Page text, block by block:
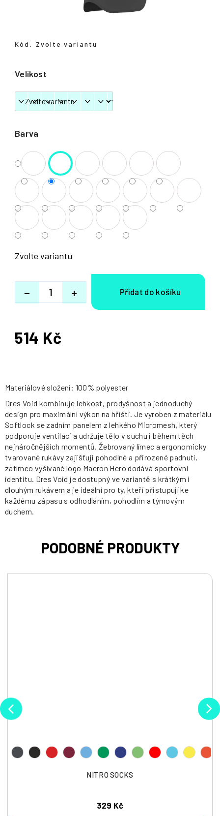
Barva
Velikost
Zvolte variantu
+
−
Kód: Zvolte variantu
514 Kč
Měrná
Materiálové složení: 100% polyester
Dres Void kombinuje lehkost, prodyšnost a jednoduchý
design pro maximální výkon na hřišti. Je vyroben z materiálu
Softlock se zadním panelem z lehkého Micromesh, který
podporuje ventilaci a udržuje tělo v suchu i během těch
nejnáročnějších momentů. Žebrovaný límec a ergonomicky
tvarované rukávy zajišťují pohodlné a přirozené padnutí,
zatímco vyšívané logo Macron Hero dodává sportovní
identitu. Dres Void je dostupný ve variantě s krátkým i
dlouhým rukávem a je ideální pro ty, kteří přistupují ke
každému zápasu s odhodláním, pohodlím a týmovým
duchem.
NITRO SOCKS
329 Kč